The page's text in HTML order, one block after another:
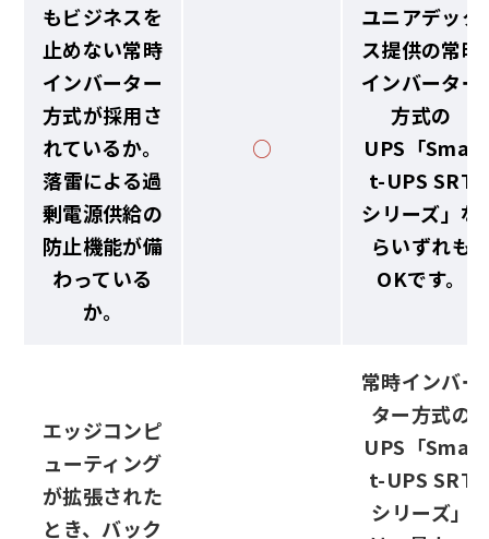
もビジネスを
止めない常時
インバーター
方式が採用さ
れているか。
落雷による過
剰電源供給の
防止機能が備
わっている
か。
○
ユニアデック
ス提供の常時
インバーター
方式の
UPS「Smar
t-UPS SRT
シリーズ」な
らいずれも
OKです。
エッジコンピ
ューティング
が拡張された
とき、バック
常時インバー
ター方式の
UPS「Smar
t-UPS SRT
シリーズ」